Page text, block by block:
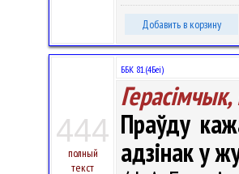
Добавить в корзину
444
полный
текст
ББК 81.(4Беі)
Праўду
адзінак у